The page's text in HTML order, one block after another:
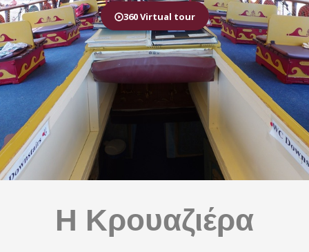
360 Virtual tour
Η Κρουαζιέρα